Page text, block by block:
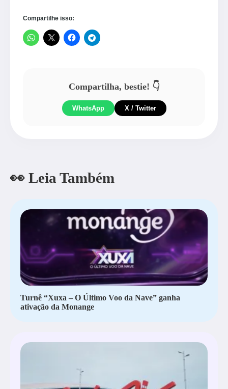
Compartilhe isso:
Compartilha, bestie! 👇
WhatsApp X / Twitter
👀 Leia Também
Turnê “Xuxa – O Último Voo da Nave” ganha
ativação da Monange